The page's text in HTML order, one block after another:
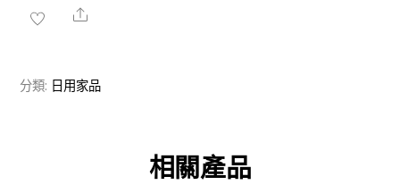
日
本
Share
分類: 日用家品
相關產品